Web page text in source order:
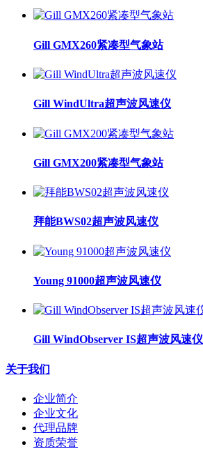
Gill GMX260紧凑型气象站
Gill WindUltra超声波风速仪
Gill GMX200紧凑型气象站
拜能BWS02超声波风速仪
Young 91000超声波风速仪
Gill WindObserver IS超声波风速仪
关于我们
企业简介
企业文化
代理品牌
资质荣誉